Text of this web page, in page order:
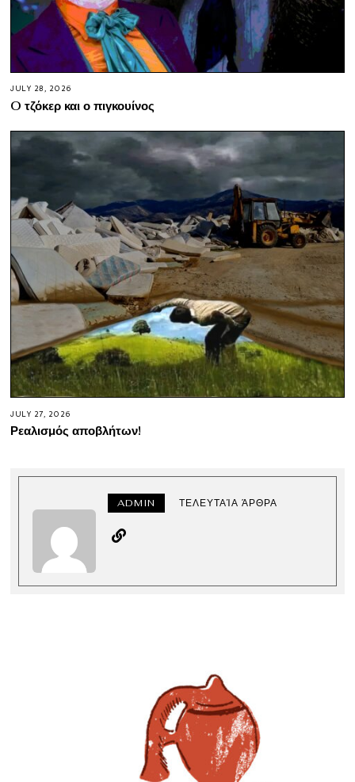
JULY 28, 2026
O τζόκερ και ο πιγκουίνος
JULY 27, 2026
Ρεαλισμός αποβλήτων!
ADMIN ΤΕΛΕΥΤΑΊΑ ΆΡΘΡΑ